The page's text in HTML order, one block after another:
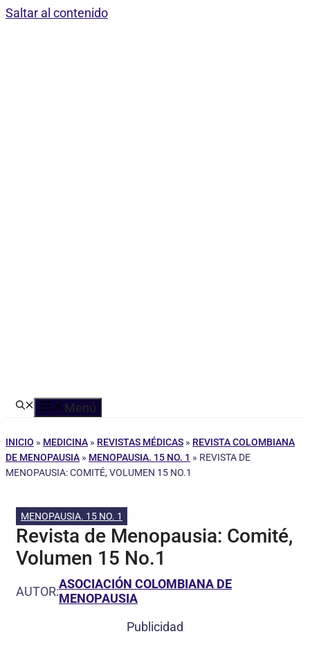
Saltar al contenido
Menú
INICIO » MEDICINA » REVISTAS MÉDICAS » REVISTA COLOMBIANA
DE MENOPAUSIA » MENOPAUSIA. 15 NO. 1 » REVISTA DE
MENOPAUSIA: COMITÉ, VOLUMEN 15 NO.1
MENOPAUSIA. 15 NO. 1
Revista de Menopausia: Comité,
Volumen 15 No.1
AUTOR:ASOCIACIÓN COLOMBIANA DE
MENOPAUSIA
Publicidad